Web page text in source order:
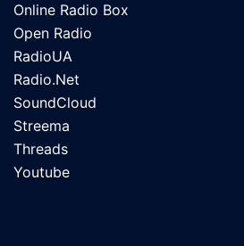
Online Radio Box
Open Radio
RadioUA
Radio.Net
SoundCloud
Streema
Threads
Youtube